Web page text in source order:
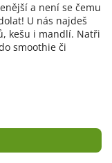
a není se čemu
U nás najdeš
kešu i mandlí. Natři
smoothie či